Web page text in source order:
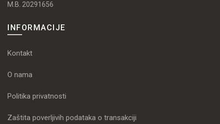
M.B. 20291656
INFORMACIJE
Kontakt
O nama
Politika privatnosti
Zaštita poverljivih podataka o transakciji